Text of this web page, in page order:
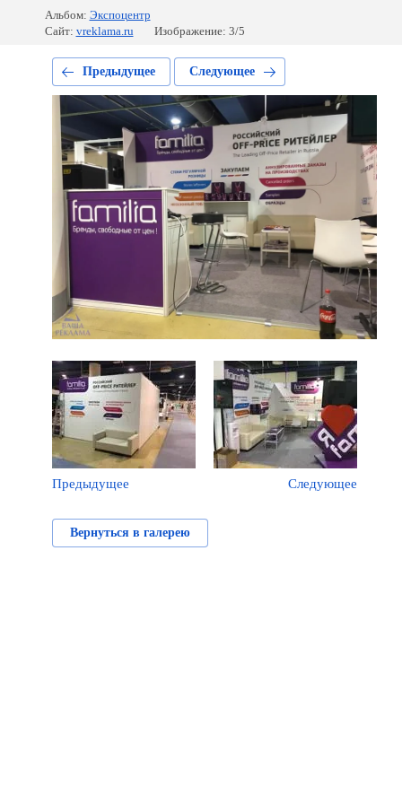
Альбом: Экспоцентр
Сайт: vreklama.ru Изображение: 3/5
Предыдущее Следующее
Предыдущее Следующее
Вернуться в галерею